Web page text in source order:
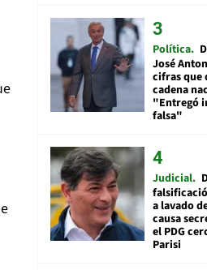
Política
José
cifras que
cadena
"Entregó
falsa"
Judicial
a lavado
causa
el PDG
Parisi